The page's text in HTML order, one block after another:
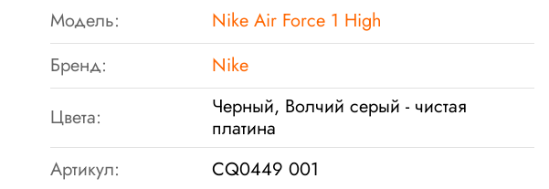
Модель:
Nike Air Force 1 High
Бренд:
Nike
Цвета:
Черный, Волчий серый - чистая
платина
Артикул:
CQ0449 001